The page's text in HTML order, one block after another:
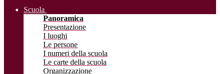
Scuola
Panoramica
Presentazione
I luoghi
Le persone
I numeri della scuola
Le carte della scuola
Organizzazione